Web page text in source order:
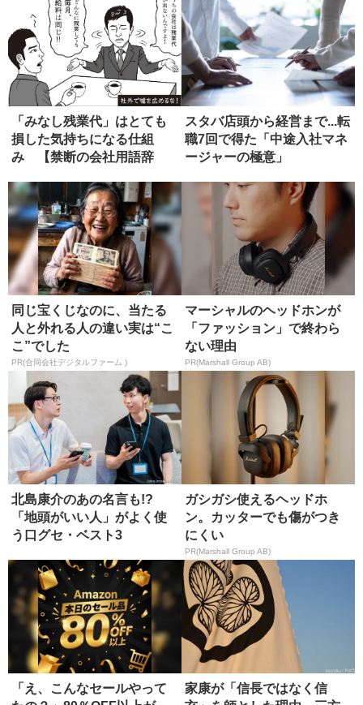
「みなし残業代」はとても
損した気持ちになる仕組
み 【禁断の会社用語辞
スタバ店頭から経営まで...転
職7回で得た「中途入社マネ
ージャーの極意」
同じ宝くじなのに、当たる
人と外れる人の違い実は“こ
こ”でした
PR(合同会社デジタルファーム )
マーシャルのヘッドホンが
「ファッション」で終わら
ない理由
PR(Marshall Group AB)
北島康介のあの名言も!?
「地頭がいい人」がよく使
う口グセ・ベスト3
ガシガシ使えるヘッドホ
ン。カッターでも傷がつき
にくい
PR(Marshall Group AB)
「え、こんなセールやって
家康が「信長ではなく信